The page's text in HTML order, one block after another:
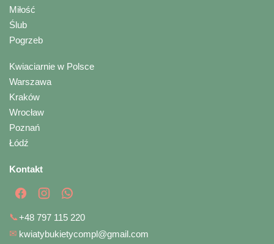
Miłość
Ślub
Pogrzeb
Kwiaciarnie w Polsce
Warszawa
Kraków
Wrocław
Poznań
Łódź
Kontakt
📞+48 797 115 220
✉ kwiatybukietycompl@gmail.com